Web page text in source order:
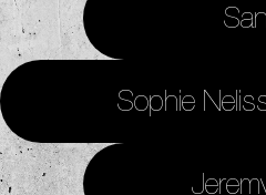
Sophie